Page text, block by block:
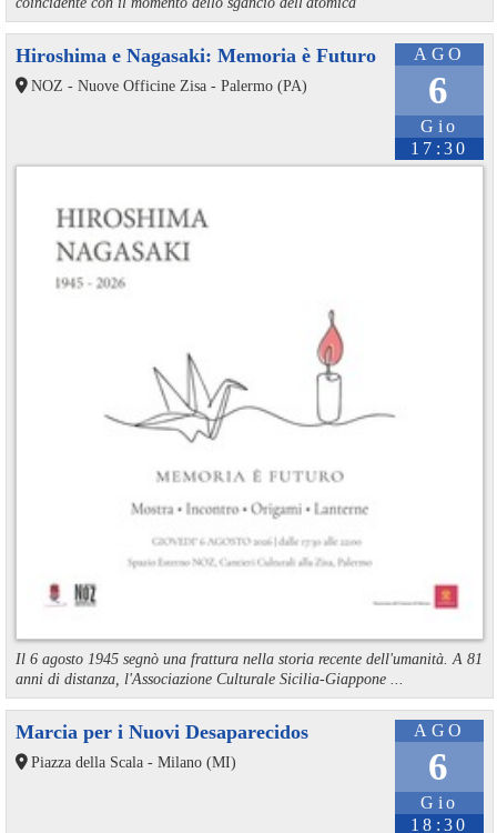
AGO
6
Gio
17:30
Hiroshima e Nagasaki: Memoria è Futuro
NOZ - Nuove Officine Zisa - Palermo (PA)
Il 6 agosto 1945 segnò una frattura nella storia recente dell'umanità. A 81
anni di distanza, l'Associazione Culturale Sicilia-Giappone ...
AGO
6
Gio
18:30
Marcia per i Nuovi Desaparecidos
Piazza della Scala - Milano (MI)